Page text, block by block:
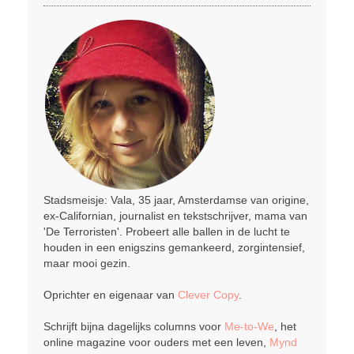
Stadsmeisje: Vala, 35 jaar, Amsterdamse van origine,
ex-Californian, journalist en tekstschrijver, mama van
'De Terroristen'. Probeert alle ballen in de lucht te
houden in een enigszins gemankeerd, zorgintensief,
maar mooi gezin.
Oprichter en eigenaar van Clever Copy.
Schrijft bijna dagelijks columns voor Me-to-We, het
online magazine voor ouders met een leven, Mynd